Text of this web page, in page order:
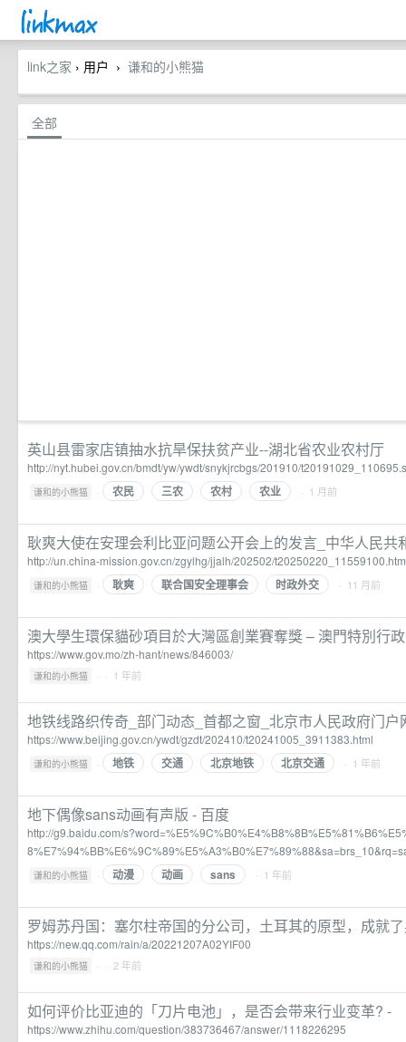
link之家 › 用户 › 谦和的小熊猫
全部
英山县雷家店镇抽水抗旱保扶贫产业--湖北省农业农村厅
http://nyt.hubei.gov.cn/bmdt/yw/ywdt/snykjrcbgs/201910/
谦和的小熊猫 · 农民 三农 农村 农业 · 1 月前
耿爽大使在安理会利比亚问题公开会上的发言_中华人民共
http://un.china-mission.gov.cn/zgylhg/jjalh/202502/t20250220_11559100.htm
谦和的小熊猫 · 耿爽 联合国安全理事会 时政外交 · 11 月前
澳大學生環保貓砂項目於大灣區創業賽奪獎 – 澳門特別行
https://www.gov.mo/zh-hant/news/846003/
谦和的小熊猫 · · 1 年前
地铁线路织传奇_部门动态_首都之窗_北京市人民政府门户
https://www.beijing.gov.cn/ywdt/gzdt/202410/t20241005_3911383.html
谦和的小熊猫 · 地铁 交通 北京地铁 北京交通 · 1 年前
地下偶像sans动画有声版 - 百度
http://g9.baidu.com/
谦和的小熊猫 · 动漫 动画 sans · 1 年前
罗姆苏丹国：塞尔柱帝国的分公司，土耳其的原型，成就
https://new.qq.com/rain/a/20221207A02YIF00
谦和的小熊猫 · · 2 年前
如何评价比亚迪的「刀片电池」，是否会带来行业变革? -
https://www.zhihu.com/question/383736467/answer/1118226295